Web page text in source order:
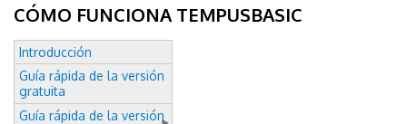
CÓMO FUNCIONA TEMPUSBASIC
Introducción
Guía rápida de la versión
gratuita
Guía rápida de la versión